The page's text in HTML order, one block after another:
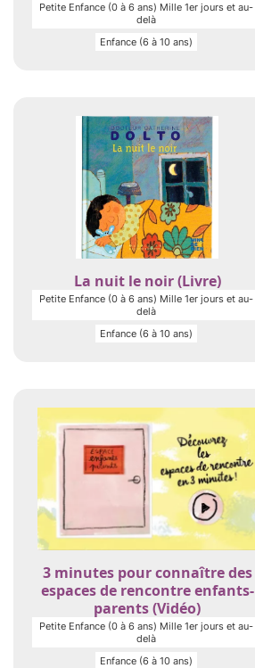
Petite Enfance (0 à 6 ans) Mille 1er jours et au-
delà
Enfance (6 à 10 ans)
La nuit le noir (Livre)
Petite Enfance (0 à 6 ans) Mille 1er jours et au-
delà
Enfance (6 à 10 ans)
3 minutes pour connaître des
espaces de rencontre enfants-
parents (Vidéo)
Petite Enfance (0 à 6 ans) Mille 1er jours et au-
delà
Enfance (6 à 10 ans)